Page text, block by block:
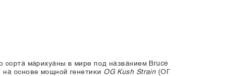
сорта марихуаны в мире под названием Bruce
на основе мощной генетики OG Kush Strain(ОГ